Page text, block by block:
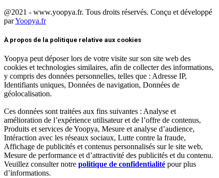
@2021 - www.yoopya.fr. Tous droits réservés. Conçu et développé
parYoopya.fr
À propos de la politique relative aux cookies
Yoopya peut déposer lors de votre visite sur son site web des
cookies et technologies similaires, afin de collecter des informations,
y compris des données personnelles, telles que : Adresse IP,
Identifiants uniques, Données de navigation, Données de
géolocalisation.
Ces données sont traitées aux fins suivantes : Analyse et
amélioration de l’expérience utilisateur et de l’offre de contenus,
Produits et services de Yoopya, Mesure et analyse d’audience,
Intéraction avec les réseaux sociaux, Lutte contre la fraude,
Affichage de publicités et contenus personnalisés sur le site web,
Mesure de performance et d’attractivité des publicités et du contenu.
Veuillez consulter notre politique de confidentialité pour plus
d’informations.